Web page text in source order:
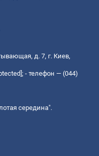
д. 7, г. Киев,
; - телефон — (044)
середина".